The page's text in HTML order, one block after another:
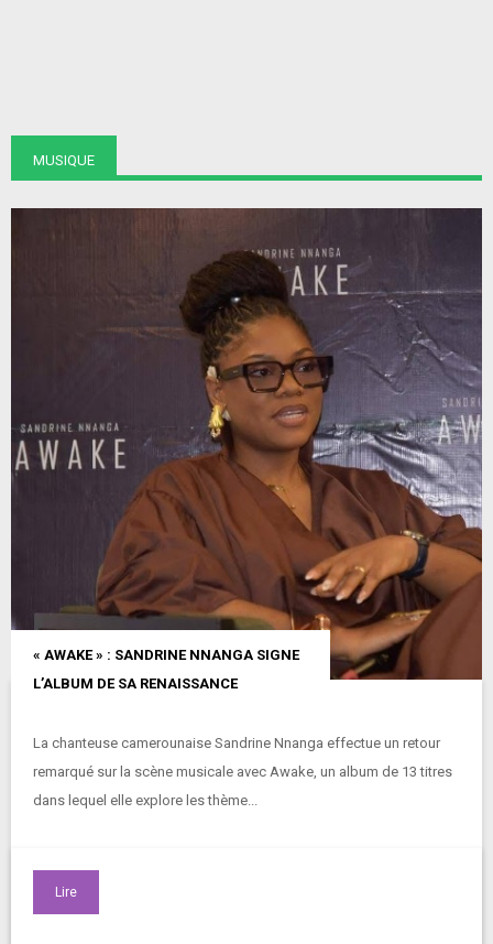
MUSIQUE
« AWAKE » : SANDRINE NNANGA SIGNE
L’ALBUM DE SA RENAISSANCE
La chanteuse camerounaise Sandrine Nnanga effectue un retour
remarqué sur la scène musicale avec Awake, un album de 13 titres
dans lequel elle explore les thème...
Lire